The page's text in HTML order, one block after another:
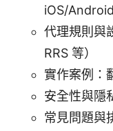
iOS/Android
代理規則與
RRS 等）
實作案例：
安全性與隱
常見問題與